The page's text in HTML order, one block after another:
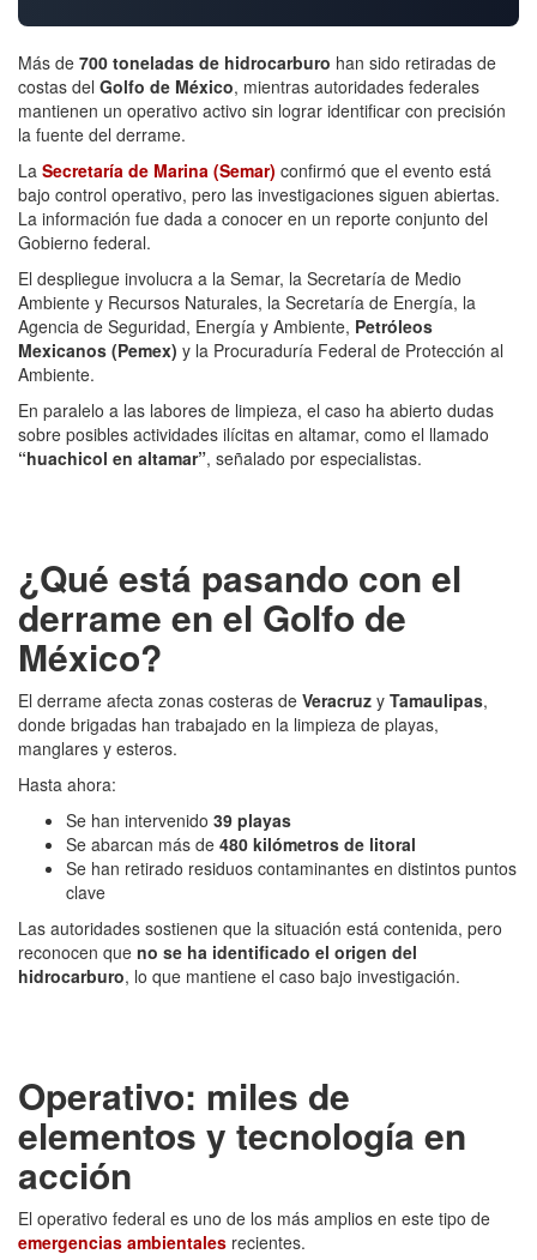
Más de 700 toneladas de hidrocarburo han sido retiradas de
costas del Golfo de México, mientras autoridades federales
mantienen un operativo activo sin lograr identificar con precisión
la fuente del derrame.
La Secretaría de Marina (Semar) confirmó que el evento está
bajo control operativo, pero las investigaciones siguen abiertas.
La información fue dada a conocer en un reporte conjunto del
Gobierno federal.
El despliegue involucra a la Semar, la Secretaría de Medio
Ambiente y Recursos Naturales, la Secretaría de Energía, la
Agencia de Seguridad, Energía y Ambiente, Petróleos
Mexicanos (Pemex) y la Procuraduría Federal de Protección al
Ambiente.
En paralelo a las labores de limpieza, el caso ha abierto dudas
sobre posibles actividades ilícitas en altamar, como el llamado
“huachicol en altamar”, señalado por especialistas.
¿Qué está pasando con el
derrame en el Golfo de
México?
El derrame afecta zonas costeras de Veracruz y Tamaulipas,
donde brigadas han trabajado en la limpieza de playas,
manglares y esteros.
Hasta ahora:
Se han intervenido 39 playas
Se abarcan más de 480 kilómetros de litoral
Se han retirado residuos contaminantes en distintos puntos
clave
Las autoridades sostienen que la situación está contenida, pero
reconocen que no se ha identificado el origen del
hidrocarburo, lo que mantiene el caso bajo investigación.
Operativo: miles de
elementos y tecnología en
acción
El operativo federal es uno de los más amplios en este tipo de
emergencias ambientales recientes.